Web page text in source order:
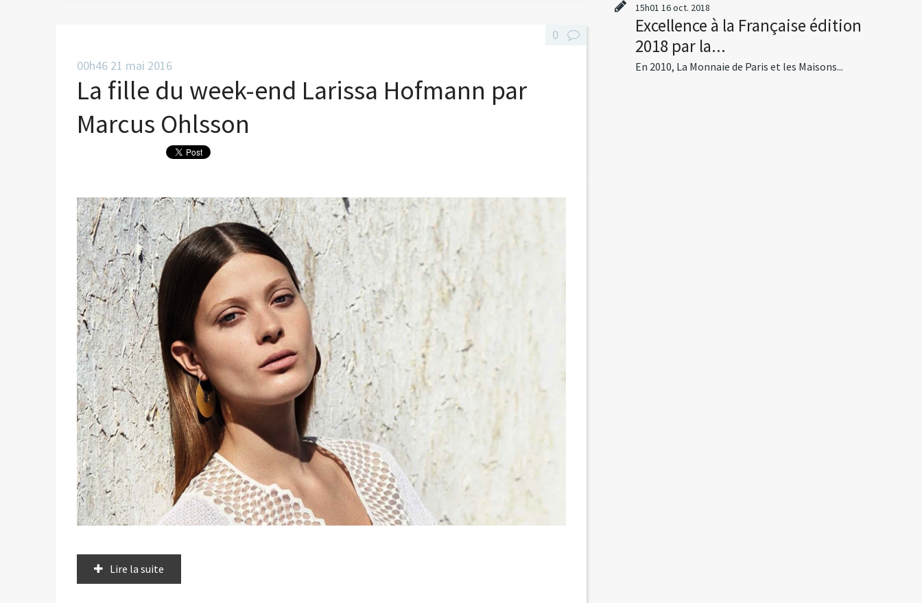
00h46 21 mai 2016
La fille du week-end Larissa Hofmann par
Marcus Ohlsson
Lire la suite
0
15h01 16oct. 2018
Excellence à la Française édition
2018 par la...
En 2010, La Monnaie de Paris et les Maisons...